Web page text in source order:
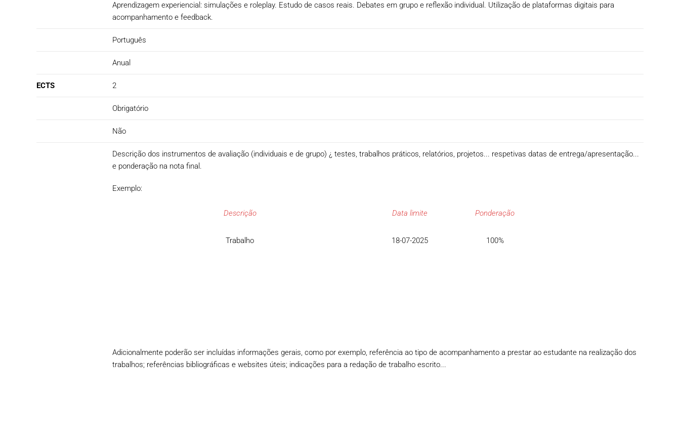
Aprendizagem experiencial: simulações e roleplay. Estudo de casos reais. Debates em grupo e reflexão individual. Utilização de plataformas digitais para
acompanhamento e feedback.
Português
Anual
ECTS 2
Obrigatório
Não
Descrição dos instrumentos de avaliação (individuais e de grupo) ¿ testes, trabalhos práticos, relatórios, projetos... respetivas datas de entrega/apresentação...
e ponderação na nota final.
Exemplo:
Descrição Data limite Ponderação
Trabalho 18-07-2025 100%
Adicionalmente poderão ser incluídas informações gerais, como por exemplo, referência ao tipo de acompanhamento a prestar ao estudante na realização dos
trabalhos; referências bibliográficas e websites úteis; indicações para a redação de trabalho escrito...